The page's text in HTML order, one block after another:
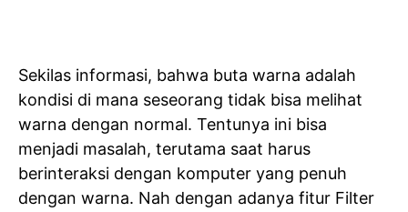
Sekilas informasi, bahwa buta warna adalah
kondisi di mana seseorang tidak bisa melihat
warna dengan normal. Tentunya ini bisa
menjadi masalah, terutama saat harus
berinteraksi dengan komputer yang penuh
dengan warna. Nah dengan adanya fitur Filter